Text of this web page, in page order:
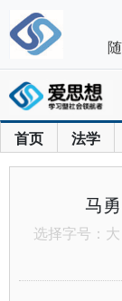
首页 法学
马
选择字号： 大